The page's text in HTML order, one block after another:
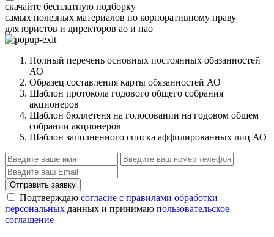
скачайте бесплатную подборку
самых полезных материалов по корпоративному праву
для юристов и директоров ао и пао
Полный перечень основных постоянных обазанностей
АО
Образец составления карты обязанностей АО
Шаблон протокола годового общего собрания
акционеров
Шаблон бюллетеня на голосовании на годовом общем
собрании акционеров
Шаблон заполненного списка аффилированных лиц АО
Отправить заявку
Подтверждаю согласие с правилами обработки
персональных данных и принимаю пользовательское
соглашение